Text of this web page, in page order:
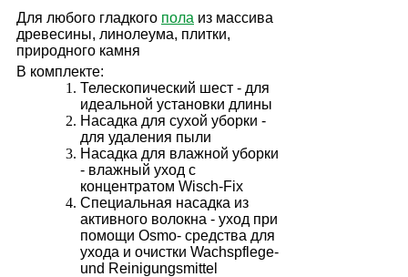
Для любого гладкого пола из массива
древесины, линолеума, плитки,
природного камня
В комплекте:
Телескопический шест - для
идеальной установки длины
Насадка для сухой уборки -
для удаления пыли
Насадка для влажной уборки
- влажный уход с
концентратом Wisch-Fix
Специальная насадка из
активного волокна - уход при
помощи Osmo- средства для
ухода и очистки Wachspflege-
und Reinigungsmittel